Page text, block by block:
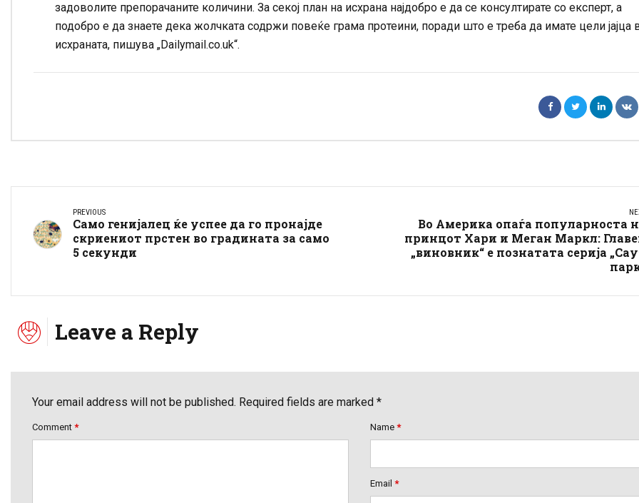
задоволите препорачаните количини. За секој план на исхрана најдобро е да се консултирате со експерт, а
подобро е да знаете дека жолчката содржи повеќе грама протеини, поради што е треба да имате цели јајца
исхраната, пишува „Dailymail.co.uk“.
PREVIOUS
Само генијалец ќе успее да го пронајде
скриениот прстен во градината за само
5 секунди
Во Америка опаѓа популарноста
принцот Хари и Меган Маркл:
„виновник“ е познатата серија
Leave a Reply
Your email address will not be published. Required fields are marked *
Comment * Name *
Email *